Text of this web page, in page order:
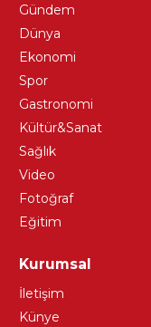
Gündem
Dünya
Ekonomi
Spor
Gastronomi
Kültür&Sanat
Sağlık
Video
Fotoğraf
Eğitim
Kurumsal
İletişim
Künye